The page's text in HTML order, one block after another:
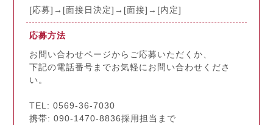
[応募]→[面接日決定]→[面接]→[内定]
応募方法
お問い合わせページからご応募いただくか、
下記の電話番号までお気軽にお問い合わせくださ
い。
TEL: 0569-36-7030
携帯: 090-1470-8836採用担当まで